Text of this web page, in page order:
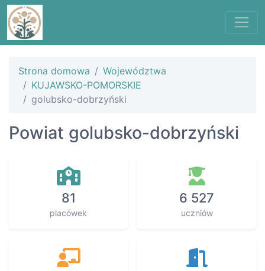
Strona domowa
Województwa
KUJAWSKO-POMORSKIE
golubsko-dobrzyński
Powiat golubsko-dobrzyński
81
placówek
6 527
uczniów